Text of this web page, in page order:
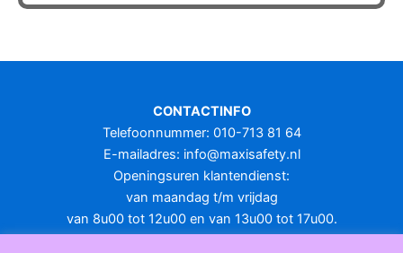
variaties.
optie
gekozen
worden
op
productpagina
CONTACTINFO
Telefoonnummer: 010-713 81 64
E-mailadres: info@maxisafety.nl
Openingsuren klantendienst:
van maandag t/m vrijdag
van 8u00 tot 12u00 en van 13u00 tot 17u00.